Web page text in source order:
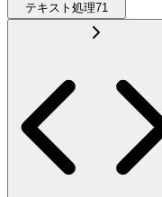
テキスト処理71